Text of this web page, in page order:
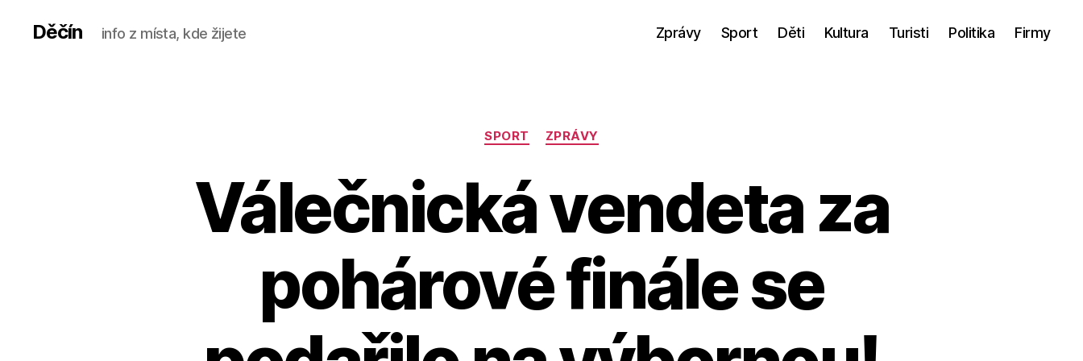
Děčín info z místa, kde žijete Zprávy Sport Děti Kultura Turisti Politika Firmy
Rubriky
SPORT ZPRÁVY
Válečnická vendeta za
pohárové finále se
u